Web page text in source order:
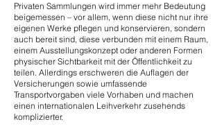
Privaten Sammlungen wird immer mehr Bedeutung
beigemessen – vor allem, wenn diese nicht nur ihre
eigenen Werke pflegen und konservieren, sondern
auch bereit sind, diese verbunden mit einem Raum,
einem Ausstellungskonzept oder anderen Formen
physischer Sichtbarkeit mit der Öffentlichkeit zu
teilen. Allerdings erschweren die Auflagen der
Versicherungen sowie umfassende
Transportvorgaben viele Vorhaben und machen
einen internationalen Leihverkehr zusehends
komplizierter.